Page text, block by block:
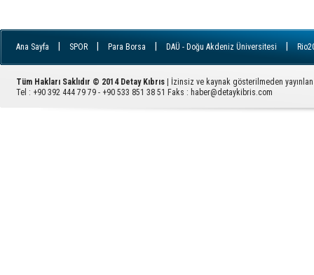
Ana Sayfa SPOR Para Borsa DAÜ - Doğu Akdeniz Üniversitesi
İletişim
YDÜ - Yakın Doğu Üniversitesi FILE Ziyaretçi Defteri
GÜ -
Avrupa
| RSS | ARUCAD EMEK KADIN İngiltere | YAŞAM |
PARA
| Sektörel Haber
Tüm Hakları Saklıdır © 2014 Detay Kıbrıs | İzinsiz ve kaynak gösterilmeden
Tel : +90 392 444 79 79 - +90 533 851 38 51 Faks : haber@detaykibris.com